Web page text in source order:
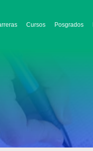
Cursos Posgrados